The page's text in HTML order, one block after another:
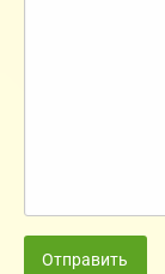
Отправить